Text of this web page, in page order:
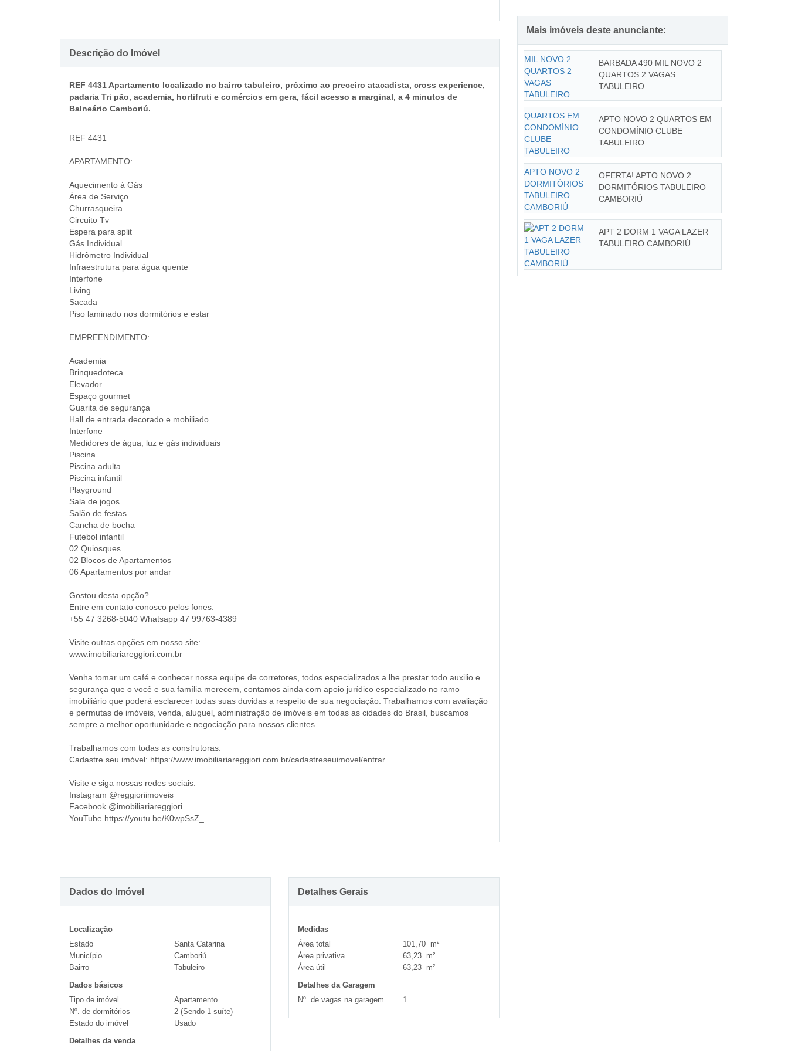
Descrição do Imóvel
REF 4431 Apartamento localizado no bairro tabuleiro, próximo ao preceiro atacadista, cross experience,
padaria Tri pão, academia, hortifruti e comércios em gera, fácil acesso a marginal, a 4 minutos de
Balneário Camboriú.
REF 4431
APARTAMENTO:
Aquecimento á Gás
Área de Serviço
Churrasqueira
Circuito Tv
Espera para split
Gás Individual
Hidrômetro Individual
Infraestrutura para água quente
Interfone
Living
Sacada
Piso laminado nos dormitórios e estar
EMPREENDIMENTO:
Academia
Brinquedoteca
Elevador
Espaço gourmet
Guarita de segurança
Hall de entrada decorado e mobiliado
Interfone
Medidores de água, luz e gás individuais
Piscina
Piscina adulta
Piscina infantil
Playground
Sala de jogos
Salão de festas
Cancha de bocha
Futebol infantil
02 Quiosques
02 Blocos de Apartamentos
06 Apartamentos por andar
Gostou desta opção?
Entre em contato conosco pelos fones:
+55 47 3268-5040 Whatsapp 47 99763-4389
Visite outras opções em nosso site:
www.imobiliariareggiori.com.br
Venha tomar um café e conhecer nossa equipe de corretores, todos especializados a lhe prestar todo auxilio e
segurança que o você e sua família merecem, contamos ainda com apoio jurídico especializado no ramo
imobiliário que poderá esclarecer todas suas duvidas a respeito de sua negociação. Trabalhamos com avaliação
e permutas de imóveis, venda, aluguel, administração de imóveis em todas as cidades do Brasil, buscamos
sempre a melhor oportunidade e negociação para nossos clientes.
Trabalhamos com todas as construtoras.
Cadastre seu imóvel: https://www.imobiliariareggiori.com.br/cadastreseuimovel/entrar
Visite e siga nossas redes sociais:
Instagram @reggioriimoveis
Facebook @imobiliariareggiori
YouTube https://youtu.be/K0wpSsZ_
Dados do Imóvel
Localização
Estado
Santa Catarina
Município
Camboriú
Bairro
Tabuleiro
Dados básicos
Tipo de imóvel
Apartamento
Nº. de dormitórios
2 (Sendo 1 suíte)
Estado do imóvel
Usado
Detalhes da venda
Detalhes Gerais
Medidas
Área total
101,70 m²
Área privativa
63,23 m²
Área útil
63,23 m²
Detalhes da Garagem
Nº. de vagas na garagem
1
Mais imóveis deste anunciante:
BARBADA 490 MIL NOVO 2
QUARTOS 2 VAGAS
TABULEIRO
APTO NOVO 2 QUARTOS EM
CONDOMÍNIO CLUBE
TABULEIRO
OFERTA! APTO NOVO 2
DORMITÓRIOS TABULEIRO
CAMBORIÚ
APT 2 DORM 1 VAGA LAZER
TABULEIRO CAMBORIÚ